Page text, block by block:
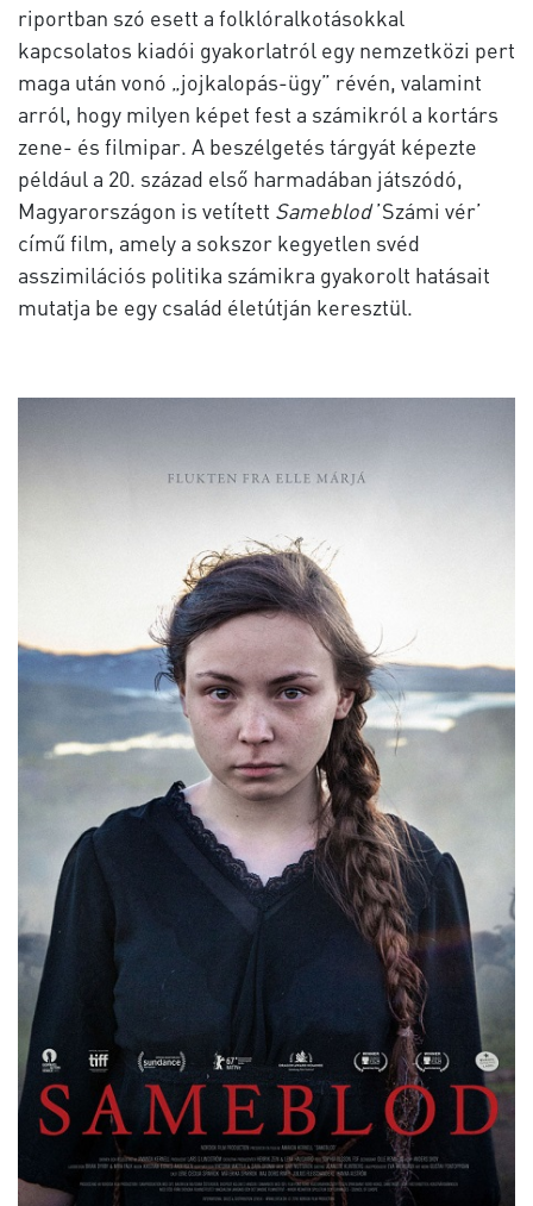
riportban szó esett a folklóralkotásokkal
kapcsolatos kiadói gyakorlatról egy nemzetközi pert
maga után vonó „jojkalopás-ügy” révén, valamint
arról, hogy milyen képet fest a számikról a kortárs
zene- és filmipar. A beszélgetés tárgyát képezte
például a 20. század első harmadában játszódó,
Magyarországon is vetített Sameblod’Számi vér’
című film, amely a sokszor kegyetlen svéd
asszimilációs politika számikra gyakorolt hatásait
mutatja be egy család életútján keresztül.